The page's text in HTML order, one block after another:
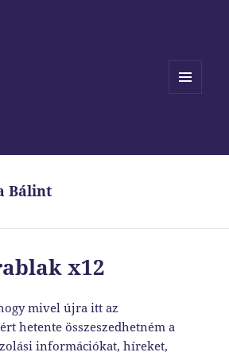
Bálint
x12
mivel újra itt az
hetente összeszedhetném a
információkat, híreket,